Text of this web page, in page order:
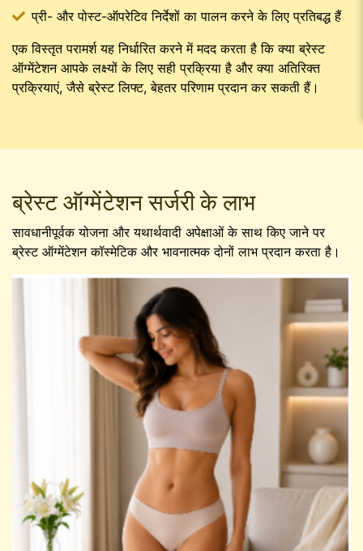
प्री- और पोस्ट-ऑपरेटिव निर्देशों का पालन करने के लिए प्रतिबद्ध हैं
एक विस्तृत परामर्श यह निर्धारित करने में मदद करता है कि क्या ब्रेस्ट
ऑग्मेंटेशन आपके लक्ष्यों के लिए सही प्रक्रिया है और क्या अतिरिक्त
प्रक्रियाएं, जैसे ब्रेस्ट लिफ्ट, बेहतर परिणाम प्रदान कर सकती हैं।
ब्रेस्ट ऑग्मेंटेशन सर्जरी के लाभ
सावधानीपूर्वक योजना और यथार्थवादी अपेक्षाओं के साथ किए जाने पर
ब्रेस्ट ऑग्मेंटेशन कॉस्मेटिक और भावनात्मक दोनों लाभ प्रदान करता है।